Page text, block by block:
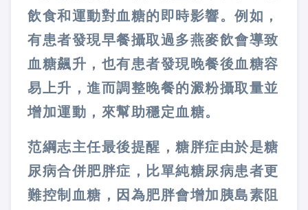
飲食和運動對血糖的即時影響。例如，
有患者發現早餐攝取過多燕麥飲會導致
血糖飆升，也有患者發現晚餐後血糖容
易上升，進而調整晚餐的澱粉攝取量並
增加運動，來幫助穩定血糖。
范綱志主任最後提醒，糖胖症由於是糖
尿病合併肥胖症，比單純糖尿病患者更
難控制血糖，因為肥胖會增加胰島素阻